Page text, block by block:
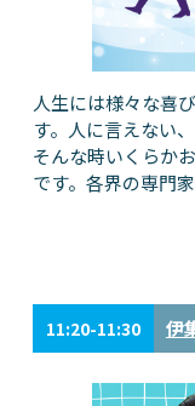
人生には様々な喜
す。人に言えない
そんな時いくらか
です。各界の専門
11:20-11:30 伊